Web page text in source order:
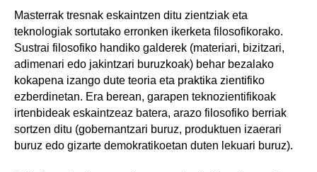
Masterrak tresnak eskaintzen ditu zientziak eta
teknologiak sortutako erronken ikerketa filosofikorako.
Sustrai filosofiko handiko galderek (materiari, bizitzari,
adimenari edo jakintzari buruzkoak) behar bezalako
kokapena izango dute teoria eta praktika zientifiko
ezberdinetan. Era berean, garapen teknozientifikoak
irtenbideak eskaintzeaz batera, arazo filosofiko berriak
sortzen ditu (gobernantzari buruz, produktuen izaerari
buruz edo gizarte demokratikoetan duten lekuari buruz).